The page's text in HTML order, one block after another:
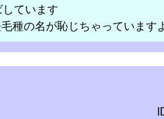
ています
種の名が恥じちゃっています